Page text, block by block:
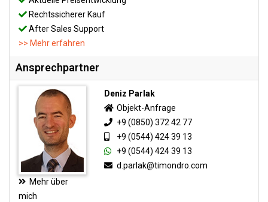
Rechtssicherer Kauf
After Sales Support
>> Mehr erfahren
Ansprechpartner
Mehr über
mich
Deniz Parlak
Objekt-Anfrage
+9 (0850) 372 42 77
+9 (0544) 424 39 13
+9 (0544) 424 39 13
d.parlak@timondro.com